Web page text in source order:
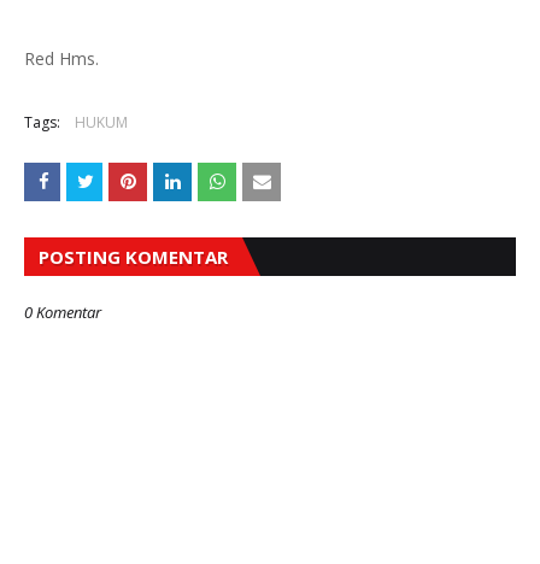
Red Hms.
Tags: HUKUM
POSTING KOMENTAR
0 Komentar